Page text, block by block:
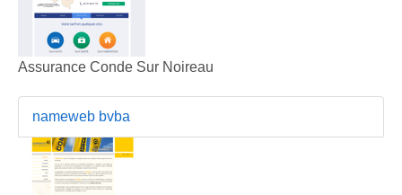
Assurance Conde Sur Noireau
nameweb bvba